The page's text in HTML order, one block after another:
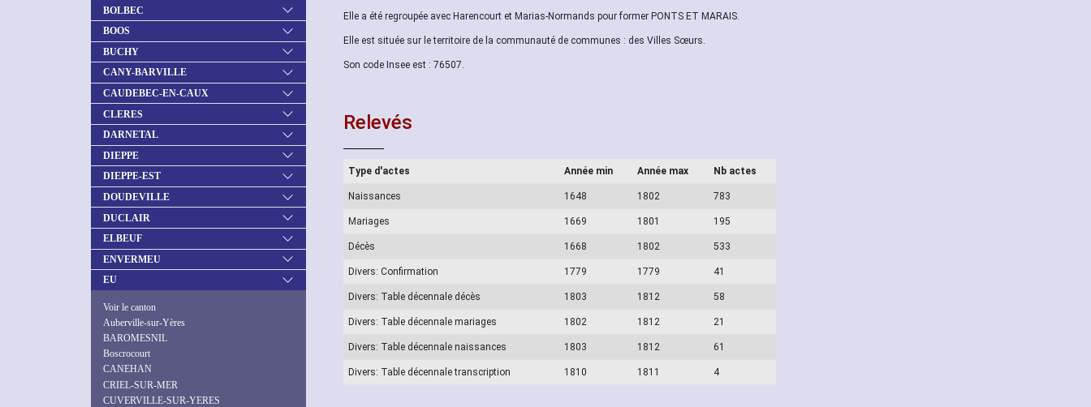
BOLBEC
BOOS
BUCHY
CANY-BARVILLE
CAUDEBEC-EN-CAUX
CLERES
DARNETAL
DIEPPE
DIEPPE-EST
DOUDEVILLE
DUCLAIR
ELBEUF
ENVERMEU
EU
Voir le canton
Auberville-sur-Yères
BAROMESNIL
Boscrocourt
CANEHAN
CRIEL-SUR-MER
CUVERVILLE-SUR-YERES
Elle a été regroupée avec Harencourt et Marias-Normands pour former PONTS ET MARAIS.
Elle est située sur le territoire de la communauté de communes : des Villes Sœurs.
Son code Insee est : 76507.
Relevés
Type d'actes Année min Année max Nb actes
Naissances 1648 1802 783
Mariages 1669 1801 195
Décès 1668 1802 533
Divers: Confirmation 1779 1779 41
Divers: Table décennale décès 1803 1812 58
Divers: Table décennale mariages 1802 1812 21
Divers: Table décennale naissances 1803 1812 61
Divers: Table décennale transcription 1810 1811 4